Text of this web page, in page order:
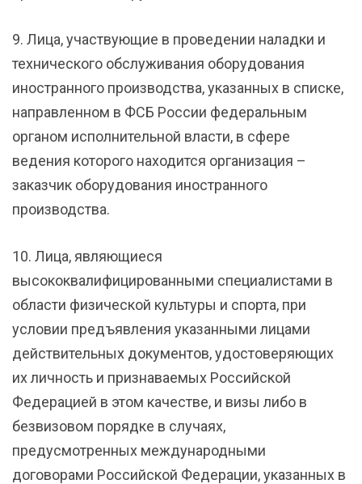
9. Лица, участвующие в проведении наладки и
технического обслуживания оборудования
иностранного производства, указанных в списке,
направленном в ФСБ России федеральным
органом исполнительной власти, в сфере
ведения которого находится организация –
заказчик оборудования иностранного
производства.
10. Лица, являющиеся
высококвалифицированными специалистами в
области физической культуры и спорта, при
условии предъявления указанными лицами
действительных документов, удостоверяющих
их личность и признаваемых Российской
Федерацией в этом качестве, и визы либо в
безвизовом порядке в случаях,
предусмотренных международными
договорами Российской Федерации, указанных в